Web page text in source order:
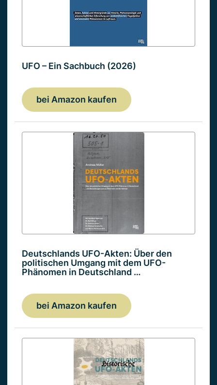
UFO – Ein Sachbuch (2026)
bei Amazon kaufen
Deutschlands UFO-Akten: Über den
politischen Umgang mit dem UFO-
Phänomen in Deutschland …
bei Amazon kaufen